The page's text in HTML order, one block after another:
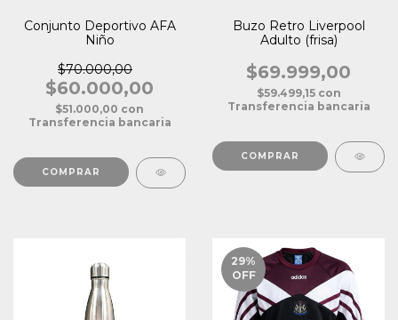
Conjunto Deportivo AFA
Niño
$70.000,00
$60.000,00
$51.000,00 con
Transferencia bancaria
COMPRAR
Buzo Retro Liverpool
Adulto (frisa)
$69.999,00
$59.499,15 con
Transferencia bancaria
COMPRAR
29%
OFF